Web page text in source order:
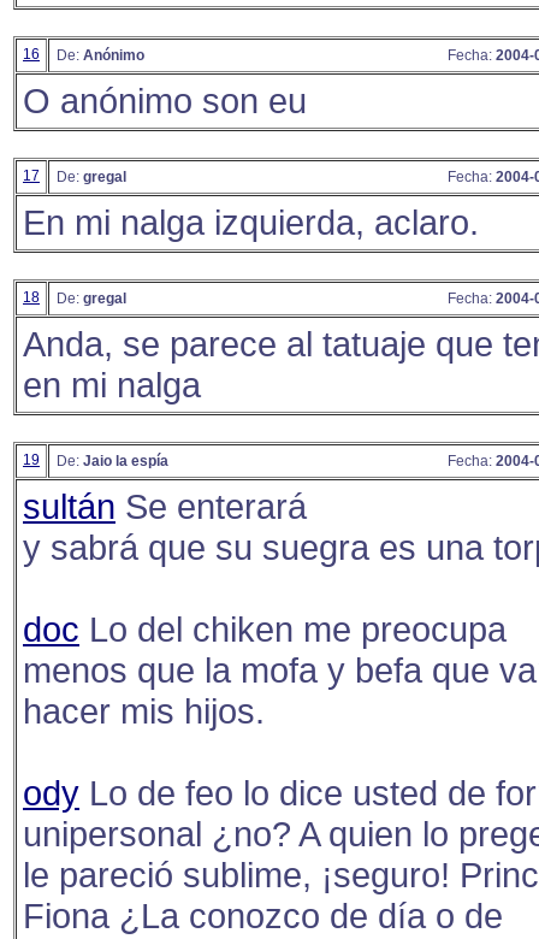
16 De: Anónimo Fecha: 2004-
O anónimo son eu
17 De: gregal Fecha: 2004-
En mi nalga izquierda, aclaro.
18 De: gregal Fecha: 2004-
Anda, se parece al tatuaje que
en mi nalga
19 De: Jaio la espía Fecha: 2004-
sultán Se enterará
y sabrá que su suegra es una
doc Lo del chiken me preocupa
menos que la mofa y befa que
hacer mis hijos.
ody Lo de feo lo dice usted de
unipersonal ¿no? A quien lo
le pareció sublime, ¡seguro!
Fiona ¿La conozco de día o de